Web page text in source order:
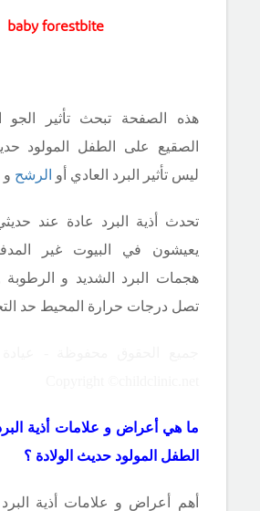
babyforestbite
هذه الصفحة تبحث تأثير الجو
الصقيع على الطفل المولود
ليس تأثير البرد العادي أو الرشح و
تحدث أذية البرد عادة عند
يعيشون في البيوت غير
هجمات البرد الشديد و
تصل درجات حرارة المحيط حد
ما هي أعراض و علامات أذية
الطفل المولود حديث الولادة ؟
أهم أعراض و علامات أذية